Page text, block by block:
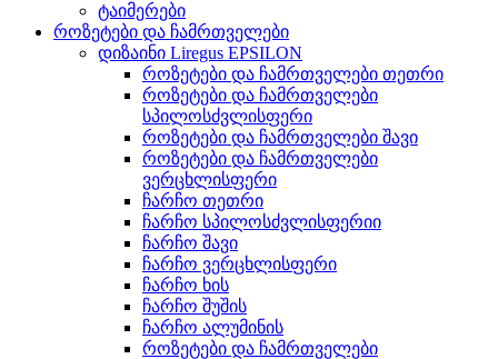
ტაიმერები
როზეტები და ჩამრთველები
დიზაინი Liregus EPSILON
როზეტები და ჩამრთველები თეთრი
როზეტები და ჩამრთველები
სპილოსძვლისფერი
როზეტები და ჩამრთველები შავი
როზეტები და ჩამრთველები
ვერცხლისფერი
ჩარჩო თეთრი
ჩარჩო სპილოსძვლისფერიი
ჩარჩო შავი
ჩარჩო ვერცხლისფერი
ჩარჩო ხის
ჩარჩო შუშის
ჩარჩო ალუმინის
როზეტები და ჩამრთველები